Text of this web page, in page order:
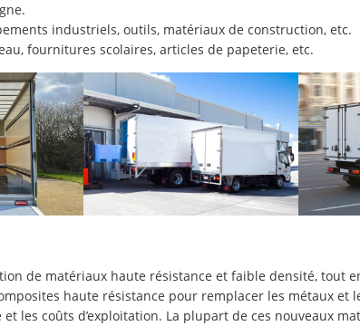
industriels, outils, matériaux de construction, etc.
fournitures scolaires, articles de papeterie, etc.
de matériaux haute résistance et faible densité, tout
haute résistance pour remplacer les métaux et
les coûts d’exploitation. La plupart de ces nouveaux